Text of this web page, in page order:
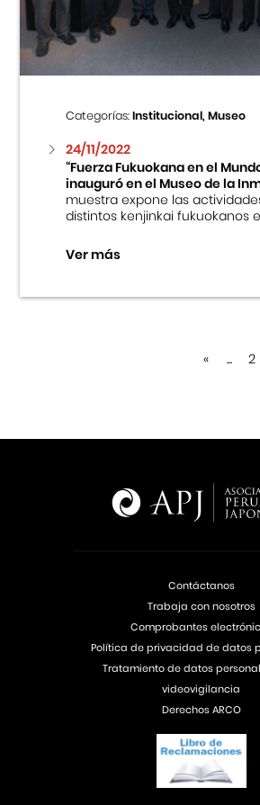
Categorías:Institucional, Museo
24/11/2022
“Fuerza Fukuokana en el
inauguró en el Museo de la
muestra expone las
distintos kenjinkai fukuokanos
Ver más
« ... 2
Contáctanos
Trabaja con nosotros
Comprobantes
Política de privacidad de datos
Tratamiento de datos
videovigilancia
Derechos ARCO